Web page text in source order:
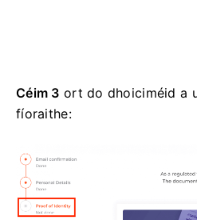
Céim 3 ort do dhoiciméid a
fíoraithe: